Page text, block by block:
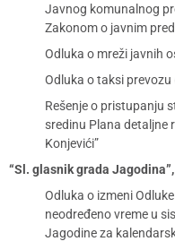
Javnog komunalnog
Zakonom o javnim
Odluka o mreži javnih
Odluka o taksi prevozu
Rešenje o pristupanju
sredinu Plana detaljne
Konjevići”
“Sl. glasnik grada
Odluka o izmeni
neodređeno vreme u
Jagodine za